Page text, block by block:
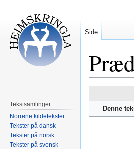
til
navigering
til
Denne
Side
Tekstsamlinger
Norrøne kildetekster
Tekster på dansk
Tekster på norsk
Tekster på svensk